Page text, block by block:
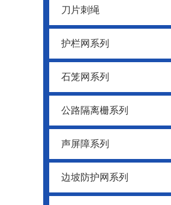
刀片刺绳
护栏网系列
石笼网系列
公路隔离栅系列
声屏障系列
边坡防护网系列